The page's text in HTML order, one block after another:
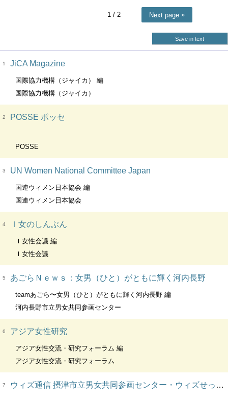
1 / 2 Next page
Save in text
1 JiCA Magazine
国際協力機構（ジャイカ） 編
国際協力機構（ジャイカ）
2 POSSE ポッセ
POSSE
3 UN Women National Committee Japan
国連ウィメン日本協会 編
国連ウィメン日本協会
4 Ｉ女のしんぶん
Ｉ女性会議 編
Ｉ女性会議
5 あごらＮｅｗｓ：女男（ひと）がともに輝く河内長野
teamあごら〜女男（ひと）がともに輝く河内長野 編
河内長野市立男女共同参画センター
6 アジア女性研究
アジア女性交流・研究フォーラム 編
アジア女性交流・研究フォーラム
7 ウィズ通信 摂津市立男女共同参画センター・ウィズせっつ情報誌